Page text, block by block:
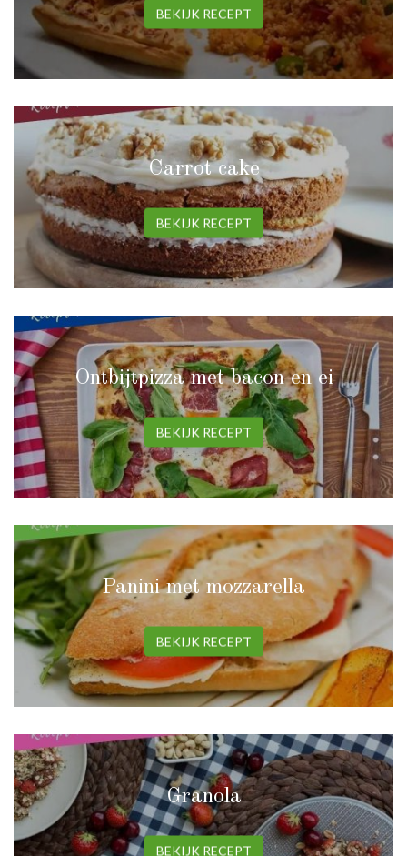
BEKIJK RECEPT
Carrot cake
BEKIJK RECEPT
Ontbijtpizza met bacon en ei
BEKIJK RECEPT
Panini met mozzarella
BEKIJK RECEPT
Granola
BEKIJK RECEPT